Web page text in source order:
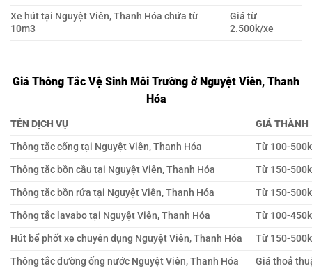
Xe hút tại Nguyệt Viên, Thanh Hóa chứa từ
10m3
Giá từ
2.500k/xe
Giá Thông Tắc Vệ Sinh Môi Trường ở Nguyệt Viên, Thanh
Hóa
TÊN DỊCH VỤ
GIÁ THÀNH
Thông tắc cống tại Nguyệt Viên, Thanh Hóa
Từ 100-500k
Thông tắc bồn cầu tại Nguyệt Viên, Thanh Hóa
Từ 150-500k
Thông tắc bồn rửa tại Nguyệt Viên, Thanh Hóa
Từ 150-500k
Thông tắc lavabo tại Nguyệt Viên, Thanh Hóa
Từ 100-450k
Hút bể phốt xe chuyên dụng Nguyệt Viên, Thanh Hóa
Từ 150-
Thông tắc đường ống nước Nguyệt Viên, Thanh Hóa
Giá thoả